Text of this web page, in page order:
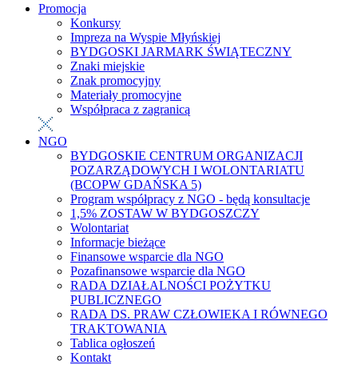
Promocja
Konkursy
Impreza na Wyspie Młyńskiej
BYDGOSKI JARMARK ŚWIĄTECZNY
Znaki miejskie
Znak promocyjny
Materiały promocyjne
Współpraca z zagranicą
NGO
BYDGOSKIE CENTRUM ORGANIZACJI
POZARZĄDOWYCH I WOLONTARIATU
(BCOPW GDAŃSKA 5)
Program współpracy z NGO - będą konsultacje
1,5% ZOSTAW W BYDGOSZCZY
Wolontariat
Informacje bieżące
Finansowe wsparcie dla NGO
Pozafinansowe wsparcie dla NGO
RADA DZIAŁALNOŚCI POŻYTKU
PUBLICZNEGO
RADA DS. PRAW CZŁOWIEKA I RÓWNEGO
TRAKTOWANIA
Tablica ogłoszeń
Kontakt